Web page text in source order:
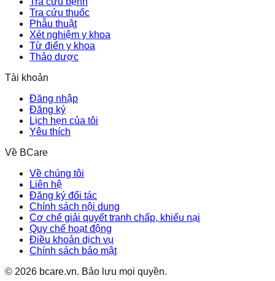
Tra cứu thuốc
Phẫu thuật
Xét nghiệm y khoa
Từ điển y khoa
Thảo dược
Tài khoản
Đăng nhập
Đăng ký
Lịch hẹn của tôi
Yêu thích
Về BCare
Về chúng tôi
Liên hệ
Đăng ký đối tác
Chính sách nội dung
Cơ chế giải quyết tranh chấp, khiếu nại
Quy chế hoạt động
Điều khoản dịch vụ
Chính sách bảo mật
© 2026 bcare.vn. Bảo lưu mọi quyền.